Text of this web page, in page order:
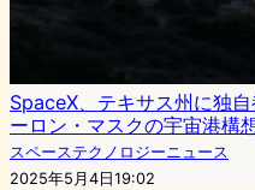
SpaceX、テキサス州に独
ーロン・マスクの宇宙港構
スペーステクノロジーニュース
2025年5月4日19:02